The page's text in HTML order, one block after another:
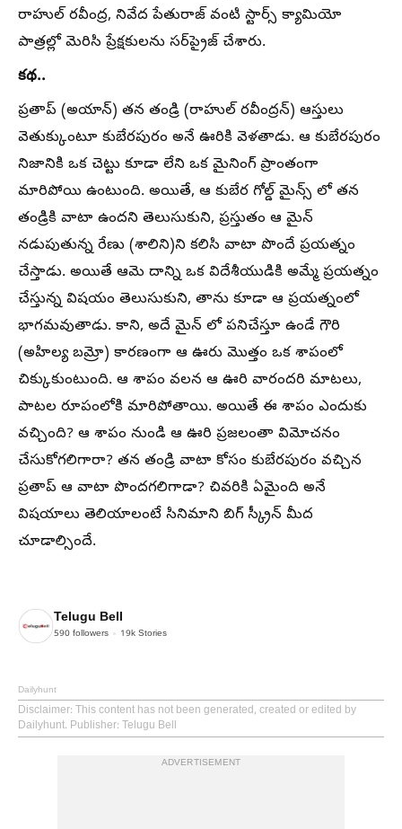
రాహుల్ రవీంద్ర, నివేద పేతురాజ్ వంటి స్టార్స్ క్యామియో
పాత్రల్లో మెరిసి ప్రేక్షకులను సర్‌ప్రైజ్ చేశారు.
కథ..
ప్రతాప్ (అయాన్) తన తండ్రి (రాహుల్ రవీంద్రన్) ఆస్తులు
వెతుక్కుంటూ కుబేరపురం అనే ఊరికి వెళతాడు. ఆ కుబేరపురం
నిజానికి ఒక చెట్టు కూడా లేని ఒక మైనింగ్ ప్రాంతంగా
మారిపోయి ఉంటుంది. అయితే, ఆ కుబేర గోల్డ్ మైన్స్ లో తన
తండ్రికి వాటా ఉందని తెలుసుకుని, ప్రస్తుతం ఆ మైన్
నడుపుతున్న రేణు (శాలిని)ని కలిసి వాటా పొందే ప్రయత్నం
చేస్తాడు. అయితే ఆమె దాన్ని ఒక విదేశీయుడికి అమ్మే ప్రయత్నం
చేస్తున్న విషయం తెలుసుకుని, తాను కూడా ఆ ప్రయత్నంలో
భాగమవుతాడు. కాని, అదే మైన్ లో పనిచేస్తూ ఉండే గౌరి
(అహిల్య బమ్రో) కారణంగా ఆ ఊరు మొత్తం ఒక శాపంలో
చిక్కుకుంటుంది. ఆ శాపం వలన ఆ ఊరి వారందరి మాటలు,
పాటల రూపంలోకి మారిపోతాయి. అయితే ఈ శాపం ఎందుకు
వచ్చింది? ఆ శాపం నుండి ఆ ఊరి ప్రజలంతా విమోచనం
చేసుకోగలిగారా? తన తండ్రి వాటా కోసం కుబేరపురం వచ్చిన
ప్రతాప్ ఆ వాటా పొందగలిగాడా? చివరికి ఏమైంది అనే
విషయాలు తెలియాలంటే సినిమాని బిగ్ స్క్రీన్ మీద
చూడాల్సిందే.
Telugu Bell
590 followers 19k Stories
Dailyhunt
Disclaimer: This content has not been generated, created or edited by
Dailyhunt. Publisher: Telugu Bell
ADVERTISEMENT